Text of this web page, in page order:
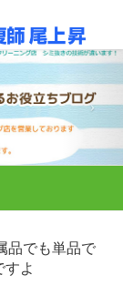
品でも単品で
すよ